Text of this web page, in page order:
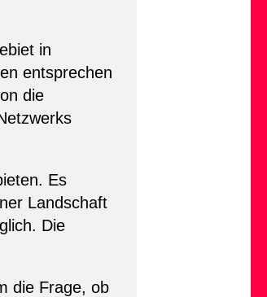
in
entsprechen
die
Es
Landschaft
Die
die Frage, ob